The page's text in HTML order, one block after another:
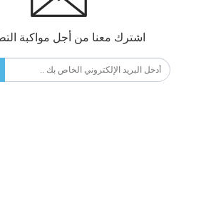
اشترك معنا من أجل مواكبة